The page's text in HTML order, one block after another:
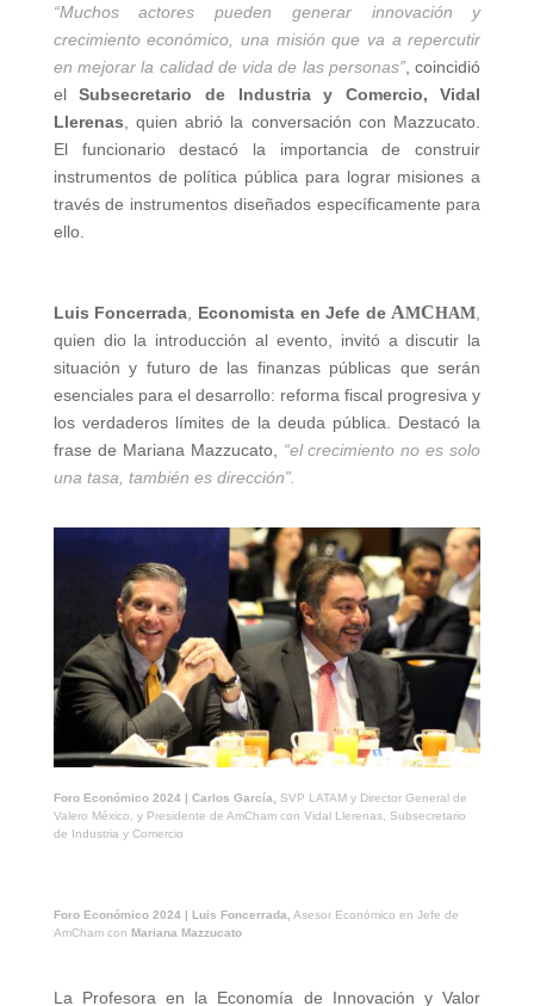
“Muchos actores pueden generar innovación y
crecimiento económico, una misión que va a repercutir
en mejorar la calidad de vida de las personas”, coincidió
elSubsecretario de Industria y Comercio, Vidal
Llerenas , quien abrió la conversación con Mazzucato.
El funcionario destacó la importancia de construir
instrumentos de política pública para lograr misiones a
través de instrumentos diseñados específicamente para
ello.
Luis Foncerrada Economista en Jefe de AMCHAM
quien dio la introducción al evento, invitó a discutir la
situación y futuro de las finanzas públicas que serán
esenciales para el desarrollo: reforma fiscal progresiva y
los verdaderos límites de la deuda pública. Destacó la
frase de Mariana Mazzucato,
“el crecimiento no es solo
una tasa, también es dirección”.
Foro Económico 2024 | Carlos García,
SVP LATAM y Director General de
Valero México, y Presidente de AmCham con Vidal Llerenas, Subsecretario
de Industria y Comercio
Foro Económico 2024 | Luis Foncerrada, Asesor Económico en Jefe de
AmCham con Mariana Mazzucato
La Profesora en la Economía de Innovación y Valor